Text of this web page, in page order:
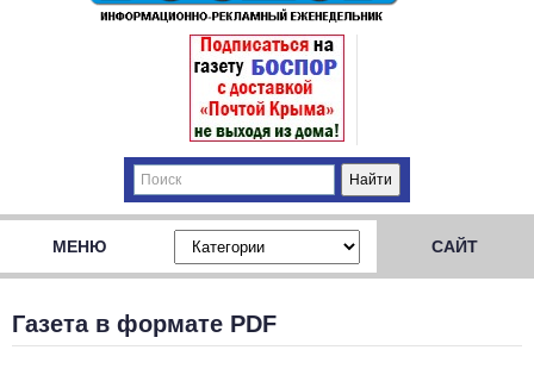
МЕНЮ САЙТ
Газета в формате PDF